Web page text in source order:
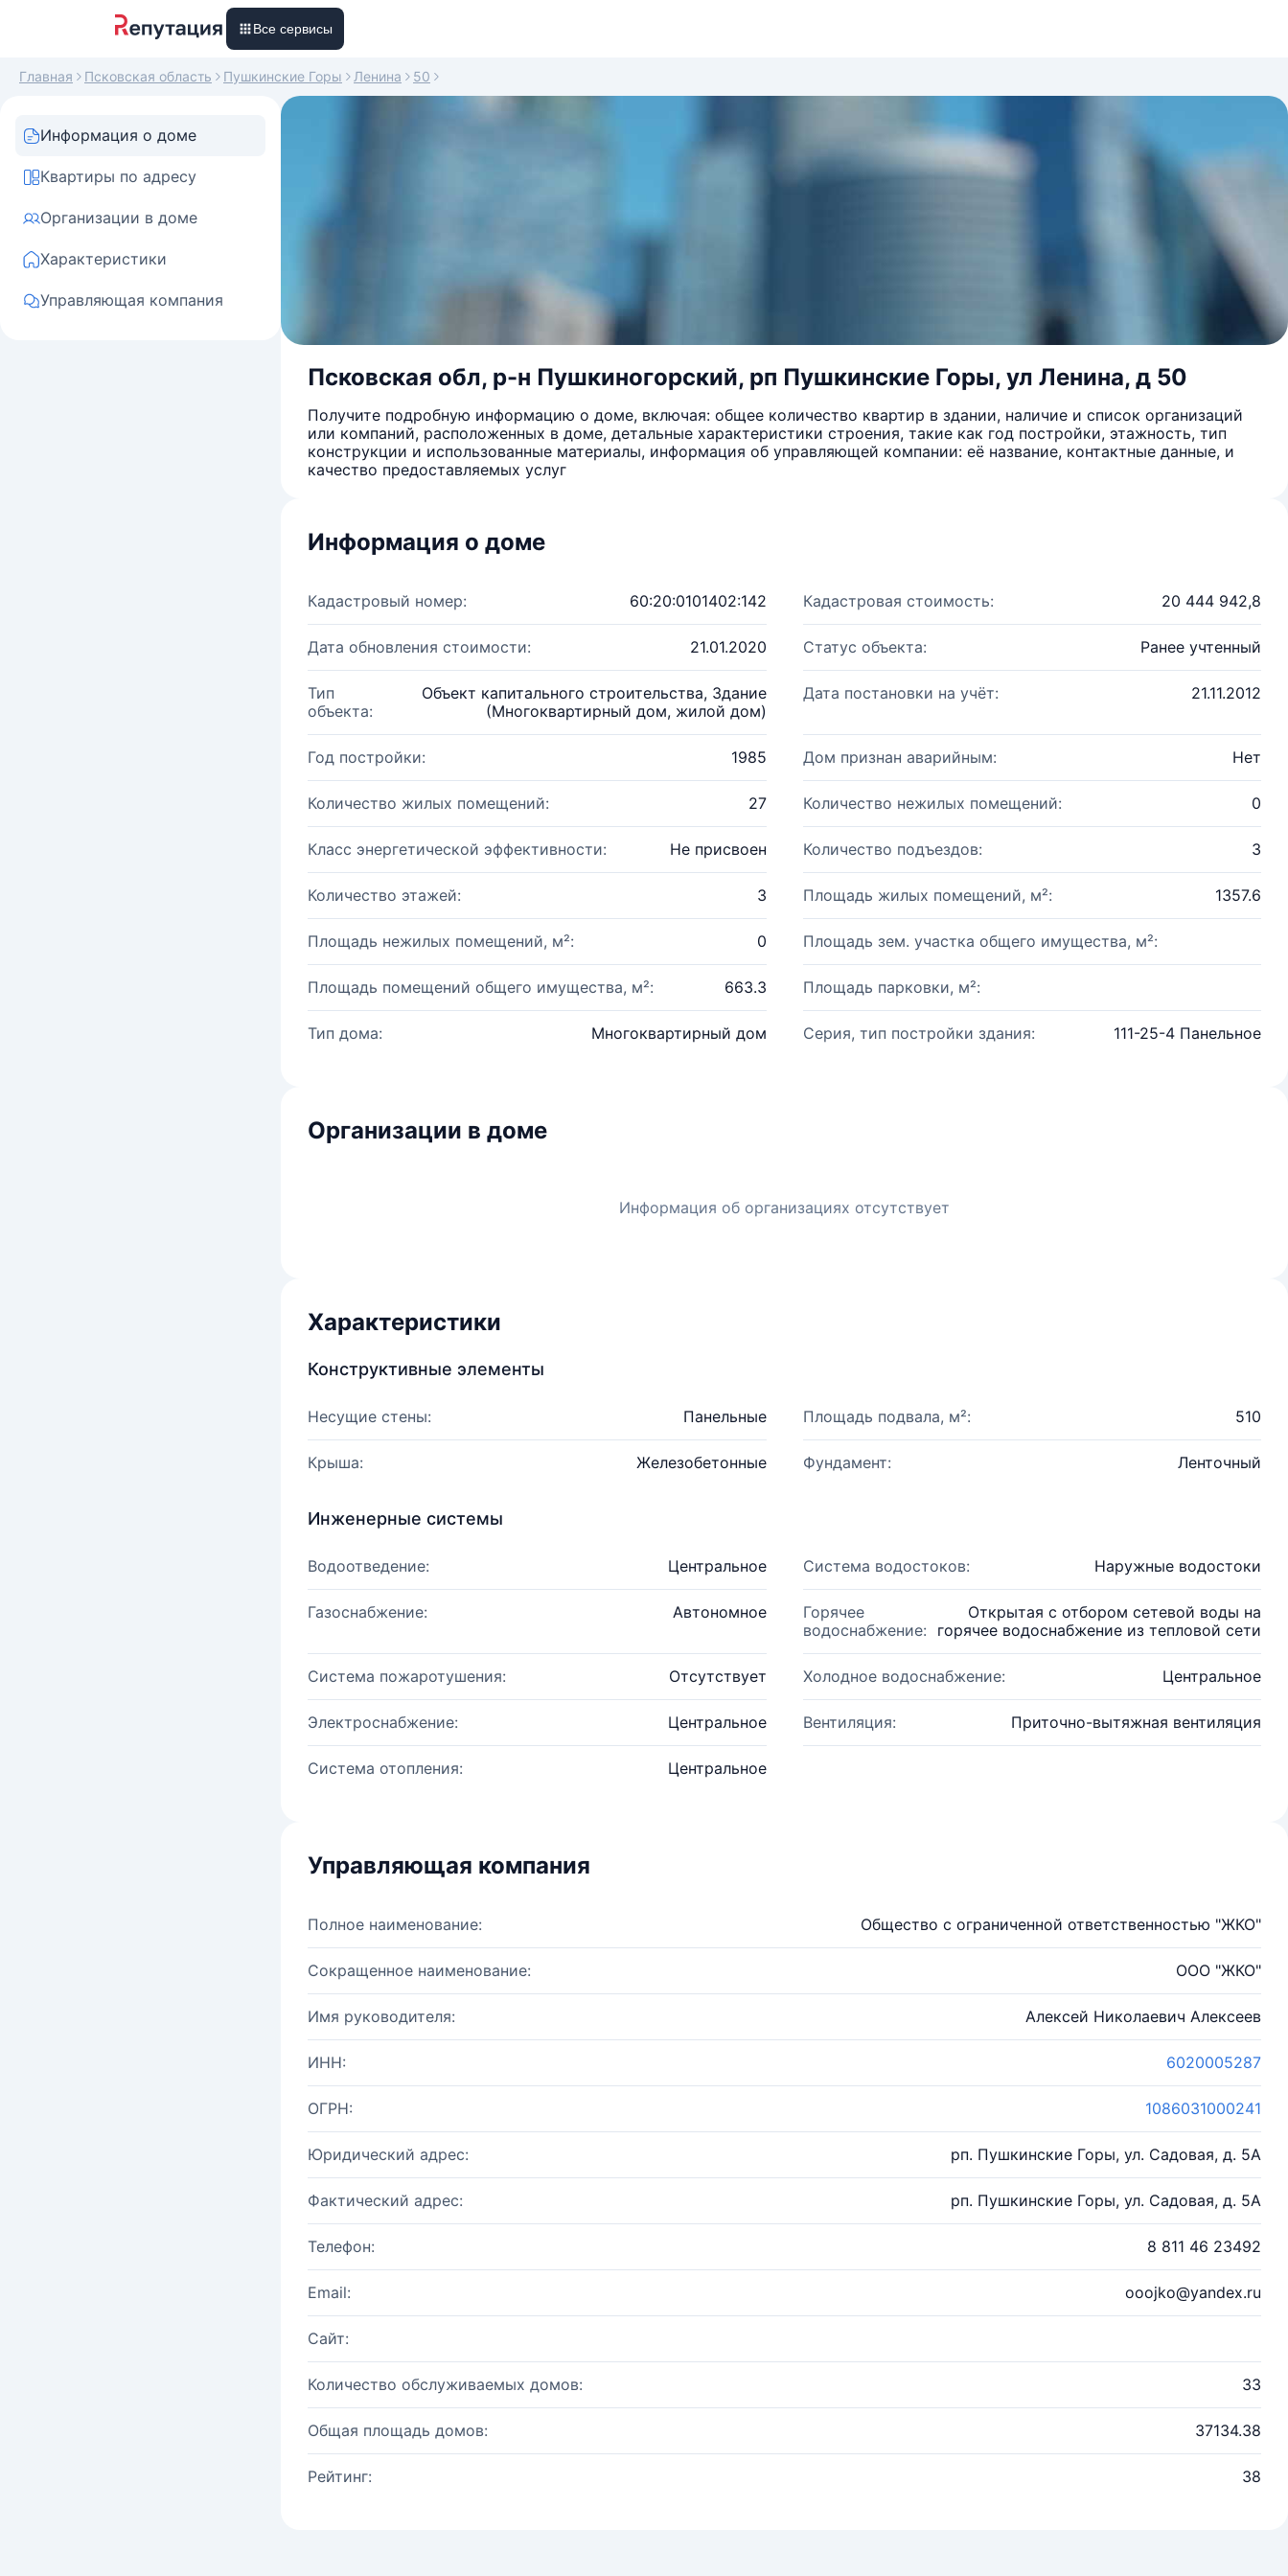
Все сервисы
Главная Псковская область Пушкинские Горы Ленина 50
Информация о доме
Квартиры по адресу
Организации в доме
Характеристики
Управляющая компания
Псковская обл, р-н Пушкиногорский, рп Пушкинские Горы, ул Ленина, д 50
Получите подробную информацию о доме, включая: общее количество квартир в здании, наличие и список организаций
или компаний, расположенных в доме, детальные характеристики строения, такие как год постройки, этажность, тип
конструкции и использованные материалы, информация об управляющей компании: её название, контактные данные, и
качество предоставляемых услуг
Информация о доме
Кадастровый номер: 60:20:0101402:142 Кадастровая стоимость: 20 444 942,8
Дата обновления стоимости: 21.01.2020 Статус объекта: Ранее учтенный
Тип
объекта:
Объект капитального строительства, Здание
(Многоквартирный дом, жилой дом)
Дата постановки на учёт: 21.11.2012
Год постройки: 1985 Дом признан аварийным: Нет
Количество жилых помещений: 27 Количество нежилых помещений: 0
Класс энергетической эффективности: Не присвоен Количество подъездов: 3
Количество этажей: 3 Площадь жилых помещений, м²: 1357.6
Площадь нежилых помещений, м²: 0 Площадь зем. участка общего имущества, м²:
Площадь помещений общего имущества, м²: 663.3 Площадь парковки, м²:
Тип дома: Многоквартирный дом Серия, тип постройки здания: 111-25-4 Панельное
Организации в доме
Информация об организациях отсутствует
Характеристики
Конструктивные элементы
Несущие стены: Панельные Площадь подвала, м²: 510
Крыша: Железобетонные Фундамент: Ленточный
Инженерные системы
Водоотведение: Центральное Система водостоков: Наружные водостоки
Газоснабжение: Автономное
Горячее
водоснабжение:
Открытая с отбором сетевой воды на
горячее водоснабжение из тепловой сети
Система пожаротушения: Отсутствует Холодное водоснабжение: Центральное
Электроснабжение: Центральное Вентиляция: Приточно-вытяжная вентиляция
Система отопления: Центральное
Управляющая компания
Полное наименование: Общество с ограниченной ответственностью "ЖКО"
Сокращенное наименование: ООО "ЖКО"
Имя руководителя: Алексей Николаевич Алексеев
ИНН: 6020005287
ОГРН: 1086031000241
Юридический адрес: рп. Пушкинские Горы, ул. Садовая, д. 5А
Фактический адрес: рп. Пушкинские Горы, ул. Садовая, д. 5А
Телефон: 8 811 46 23492
Email: ooojko@yandex.ru
Сайт:
Количество обслуживаемых домов: 33
Общая площадь домов: 37134.38
Рейтинг: 38